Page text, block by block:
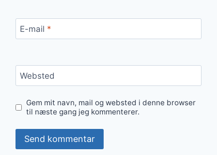
E-mail *
Websted
Gem mit navn, mail og websted i denne browser
til næste gang jeg kommenterer.